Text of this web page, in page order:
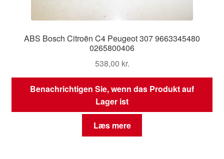
ABS Bosch Citroën C4 Peugeot 307 9663345480
0265800406
538,00 kr.
Benachrichtigen Sie, wenn das Produkt auf
Lager ist
Læs mere